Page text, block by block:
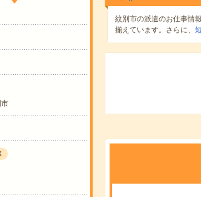
紋別市の派遣のお仕事情報
揃えています。さらに、